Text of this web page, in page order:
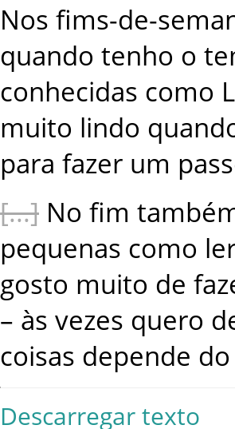
Nos fims-de-
quando tenho o
conhecidas como
muito lindo
para fazer um
No fim
pequenas como
gosto muito de
– às vezes quero
coisas depende do
Descarregar texto